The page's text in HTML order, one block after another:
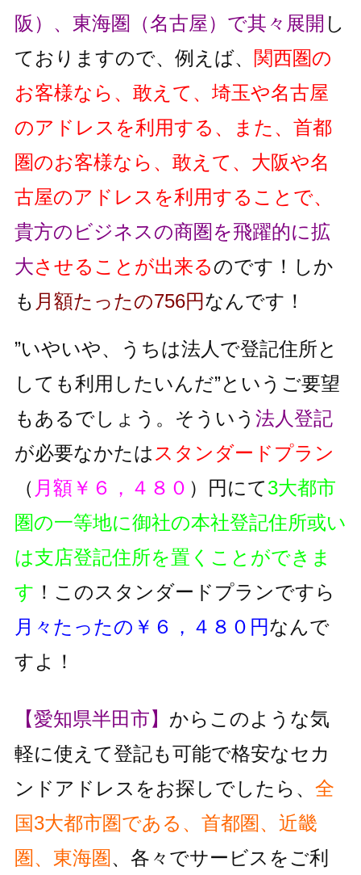
阪）、東海圏（名古屋）で其々展開 し
ておりますので、例えば、 関西圏の
お客様なら、敢えて、埼玉や名古屋
のアドレスを利用する、また、首都
圏のお客様なら、敢えて、大阪や名
古屋のアドレスを利用することで、
貴方のビジネスの商圏を飛躍的に拡
大させることが出来るのです！しか
も 月額たったの756円なんです！
”いやいや、うちは法人で登記住所と
しても利用したいんだ”というご要望
もあるでしょう。そういう 法人登記
が必要なかたは スタンダードプラン
（ 月額￥６，４８０ ）円にて3大都市
圏の一等地に御社の本社登記住所或い
は支店登記住所を置くことができま
す ！このスタンダードプランですら
月々たったの￥６，４８０円なんで
すよ！
【愛知県半田市】 からこのような気
軽に使えて登記も可能で格安なセカ
ンドアドレスをお探しでしたら、 全
国3大都市圏である、首都圏、近畿
圏、東海圏、各々でサービスをご利